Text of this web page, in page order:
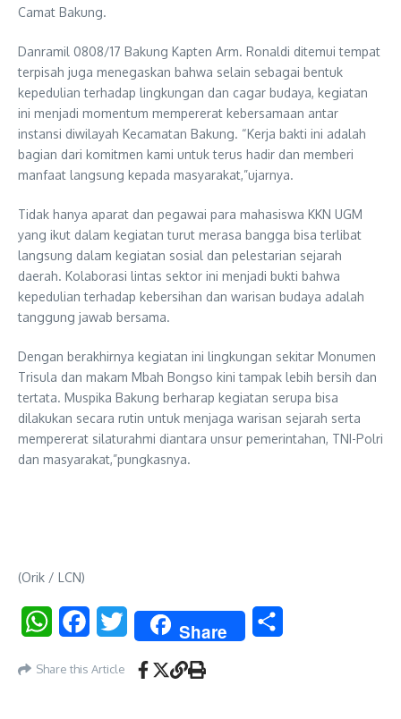
Camat Bakung.
Danramil 0808/17 Bakung Kapten Arm. Ronaldi ditemui tempat
terpisah juga menegaskan bahwa selain sebagai bentuk
kepedulian terhadap lingkungan dan cagar budaya, kegiatan
ini menjadi momentum mempererat kebersamaan antar
instansi diwilayah Kecamatan Bakung. “Kerja bakti ini adalah
bagian dari komitmen kami untuk terus hadir dan memberi
manfaat langsung kepada masyarakat,”ujarnya.
Tidak hanya aparat dan pegawai para mahasiswa KKN UGM
yang ikut dalam kegiatan turut merasa bangga bisa terlibat
langsung dalam kegiatan sosial dan pelestarian sejarah
daerah. Kolaborasi lintas sektor ini menjadi bukti bahwa
kepedulian terhadap kebersihan dan warisan budaya adalah
tanggung jawab bersama.
Dengan berakhirnya kegiatan ini lingkungan sekitar Monumen
Trisula dan makam Mbah Bongso kini tampak lebih bersih dan
tertata. Muspika Bakung berharap kegiatan serupa bisa
dilakukan secara rutin untuk menjaga warisan sejarah serta
mempererat silaturahmi diantara unsur pemerintahan, TNI-Polri
dan masyarakat,”pungkasnya.
(Orik / LCN)
WhatsAppFacebookTwitter Share
Share this Article